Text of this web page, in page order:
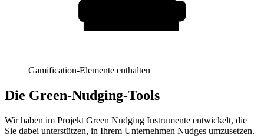
Gamification-Elemente enthalten
Die Green-Nudging-Tools
Wir haben im Projekt Green Nudging Instrumente entwickelt, die
Sie dabei unterstützen, in Ihrem Unternehmen Nudges umzusetzen.